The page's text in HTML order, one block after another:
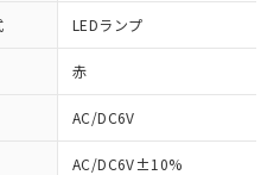
LEDランプ
赤
AC/DC6V
AC/DC6V±10%
が提供可能な商品で
令（10物質）の非含
り替える予定のある